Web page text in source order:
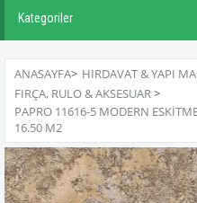
Kategoriler
ANASAYFA> HIRDAVAT & YAPI
FIRÇA, RULO & AKSESUAR>
PAPRO 11616-5 MODERN
16.50 M2